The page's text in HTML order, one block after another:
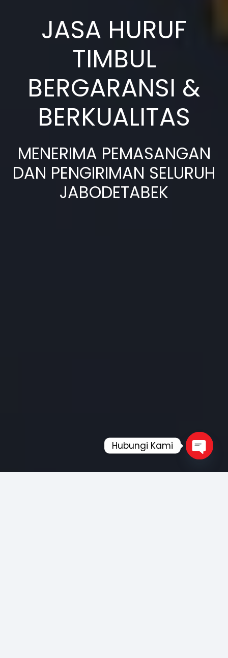
JASA HURUF
TIMBUL
BERGARANSI &
BERKUALITAS
MENERIMA PEMASANGAN
DAN PENGIRIMAN SELURUH
JABODETABEK
Hubungi Kami